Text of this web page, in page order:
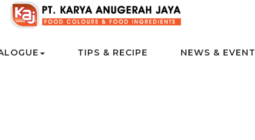
TIPS & RECIPE NEWS & EVENT